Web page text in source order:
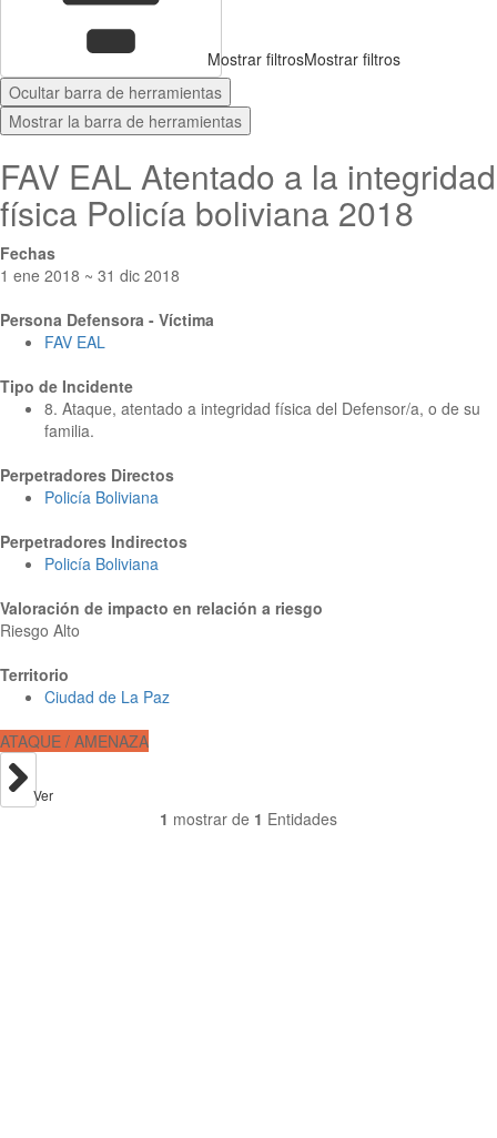
Mostrar filtrosMostrar filtros
Ocultar barra de herramientas
Mostrar la barra de herramientas
FAV EAL Atentado a la integridad
física Policía boliviana 2018
Fechas
1 ene 2018 ~ 31 dic 2018
Persona Defensora - Víctima
FAV EAL
Tipo de Incidente
8. Ataque, atentado a integridad física del Defensor/a, o de su
familia.
Perpetradores Directos
Policía Boliviana
Perpetradores Indirectos
Policía Boliviana
Valoración de impacto en relación a riesgo
Riesgo Alto
Territorio
Ciudad de La Paz
ATAQUE / AMENAZA
Ver
1 mostrar de 1 Entidades